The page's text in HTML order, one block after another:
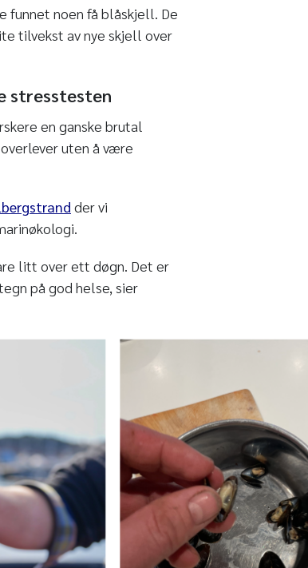
funnet noen få blåskjell. De
tilvekst av nye skjell over
stresstesten
en ganske brutal
uten å være
der vi
litt over ett døgn. Det er
på god helse, sier